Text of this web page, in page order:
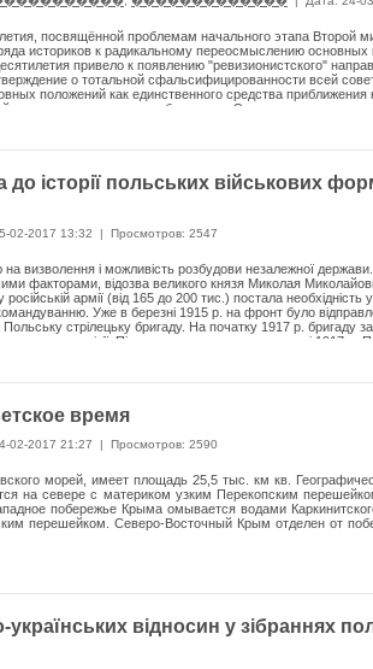
посвящённой проблемам начального этапа Второй
историков к радикальному переосмыслению основных
привело к появлению "ревизионистского"
о тотальной сфальсифицированности всей
положений как единственного средства приближения
для отказа от всего наработанного. Это не означает
исследователям в последние годы. Просто в
бы, неопровержимых документов не изменяют
історії польських військових
02-2017 13:32 | Просмотров: 2547
визволення і можливість розбудови незалежної
факторами, відозва великого князя Миколая
армії (від 165 до 200 тис.) постала
Уже в березні 1915 р. на фронт було
стрілецьку бригаду. На початку 1917 р. бригаду
до дивізії. Після укомплектування у травні 1917 р.
на фронт, до Східної Галичини, де взяла участь
землях, як його 1-а стрі­лецька дивізія1.
время
02-2017 21:27 | Просмотров: 2590
морей, имеет площадь 25,5 тыс. км кв.
на севере с материком узким Перекопским
побережье Крыма омывается водами
перешейком. Северо-Восточный Крым отделен от
українських відносин у зібраннях